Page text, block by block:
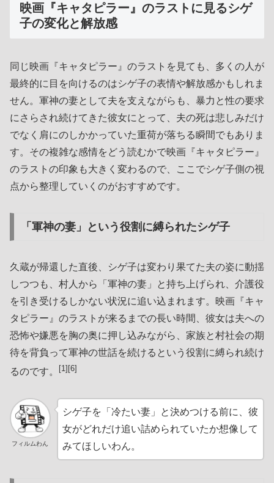
映画『キャタピラー』のラストに見るシゲ
子の変化と解放感
同じ映画『キャタピラー』のラストを見ても、多くの人が
最終的に目を向けるのはシゲ子の表情や解放感かもしれま
せん。軍神の妻として夫を支えながらも、暴力と性の要求
にさらされ続けてきた彼女にとって、夫の死は悲しみだけ
でなく肩にのしかかっていた重荷が落ちる瞬間でもありま
す。その複雑な感情をどう読むかで映画『キャタピラー』
のラストの印象も大きく変わるので、ここでシゲ子側の視
点から整理していくのがおすすめです。
「軍神の妻」という役割に縛られたシゲ子
久蔵が帰還した直後、シゲ子は変わり果てた夫の姿に動揺
しつつも、村人から「軍神の妻」と持ち上げられ、介護役
を引き受けるしかない状況に追い込まれます。映画『キャ
タピラー』のラストが来るまでの長い時間、彼女は夫への
恐怖や嫌悪を胸の奥に押し込みながら、家族と村社会の期
待を背負って軍神の世話を続けるという役割に縛られ続け
るのです。
[1][6]
フィルムわん
シゲ子を「冷たい妻」と決めつける前に、彼
女がどれだけ追い詰められていたか想像して
みてほしいわん。